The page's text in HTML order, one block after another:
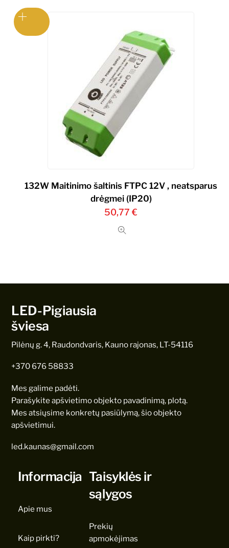
132W Maitinimo šaltinis FTPC 12V , neatsparus
drėgmei (IP20)
50,77€
LED-Pigiausia
šviesa
Pilėnų g. 4, Raudondvaris, Kauno rajonas, LT-54116
+370 676 58833
Mes galime padėti.
Parašykite apšvietimo objekto pavadinimą, plotą.
Mes atsiųsime konkretų pasiūlymą, šio objekto
apšvietimui.
led.kaunas@gmail.com
Informacija
Apie mus
Kaip pirkti?
Taisyklės ir
sąlygos
Prekių
apmokėjimas